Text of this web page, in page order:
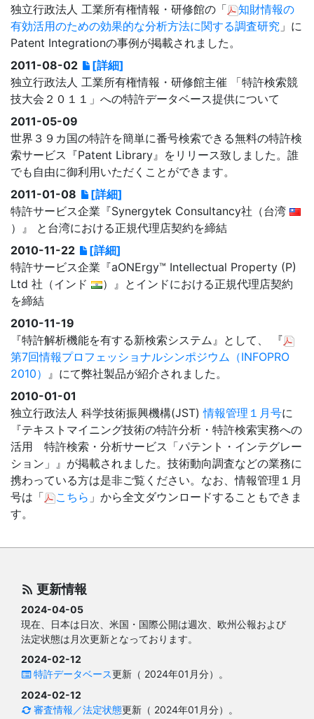
独立行政法人 工業所有権情報・研修館の「
知財情報の
有効活用のための効果的な分析方法に関する調査研究 」に
Patent Integrationの事例が掲載されました。
2011-08-02
[詳細]
独立行政法人 工業所有権情報・研修館主催 「特許検索競
技大会２０１１」への特許データベース提供について
2011-05-09
世界３９カ国の特許を簡単に番号検索できる無料の特許検
索サービス『Patent Library』をリリース致しました。誰
でも自由に御利用いただくことができます。
2011-01-08
[詳細]
特許サービス企業『Synergytek Consultancy社（台湾
）』 と台湾における正規代理店契約を締結
2010-11-22
[詳細]
特許サービス企業『aONErgy™ Intellectual Property (P)
Ltd 社（インド
）』とインドにおける正規代理店契約
を締結
2010-11-19
『特許解析機能を有する新検索システム』として、 『
第7回情報プロフェッショナルシンポジウム（INFOPRO
2010） 』にて弊社製品が紹介されました。
2010-01-01
独立行政法人 科学技術振興機構(JST)情報管理１月号に
『テキストマイニング技術の特許分析・特許検索実務への
活用 特許検索・分析サービス「パテント・インテグレー
ション」』が掲載されました。技術動向調査などの業務に
携わっている方は是非ご覧ください。なお、情報管理１月
号は「
こちら 」から全文ダウンロードすることもできま
す。
更新情報
2024-04-05
現在、日本は日次、米国・国際公開は週次、欧州公報および
法定状態は月次更新となっております。
2024-02-12
特許データベース更新（ 2024年01月分）。
2024-02-12
審査情報／法定状態更新（ 2024年01月分）。